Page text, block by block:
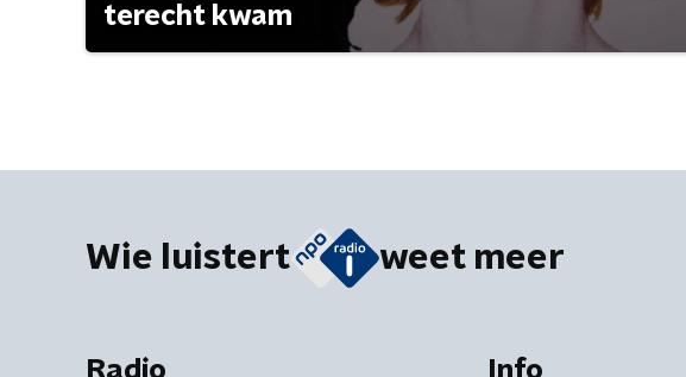
terecht kwam
Wie luistert weet meer
Radio Info